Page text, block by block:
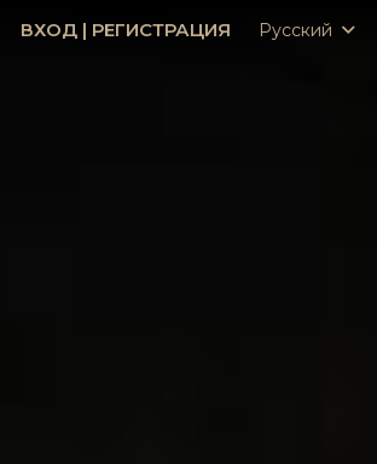
ВХОД | РЕГИСТРАЦИЯ Русский